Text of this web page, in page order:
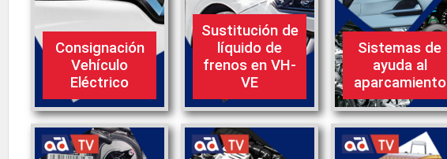
Consignación
Vehículo
Eléctrico
Sustitución de
líquido de
frenos en VH-
VE
Sistemas de
ayuda al
aparcamiento